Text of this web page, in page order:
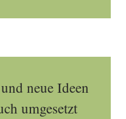
neue Ideen
umgesetzt